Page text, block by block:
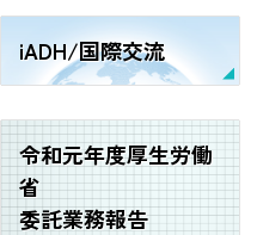
iADH/国際交流
令和元年度厚生労働
省
委託業務報告